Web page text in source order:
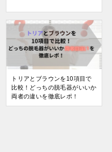
トリアとブラウンを10項目で
比較！どっちの脱毛器がいいか
両者の違いを徹底レポ！